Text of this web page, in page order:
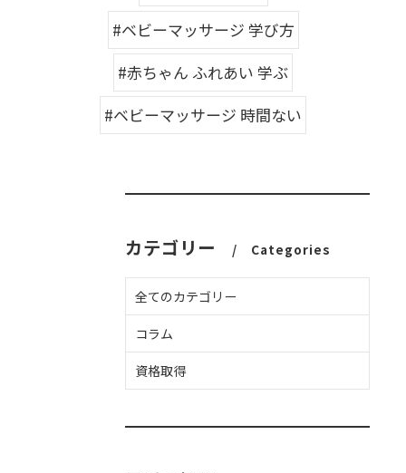
#ベビーマッサージ 学び方
#赤ちゃん ふれあい 学ぶ
#ベビーマッサージ 時間ない
カテゴリー Categories
全てのカテゴリー
コラム
資格取得